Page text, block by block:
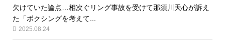
欠けていた論点…相次ぐリング事故を受けて那須川天心が訴え
た「ボクシングを考えて...
2025.08.24